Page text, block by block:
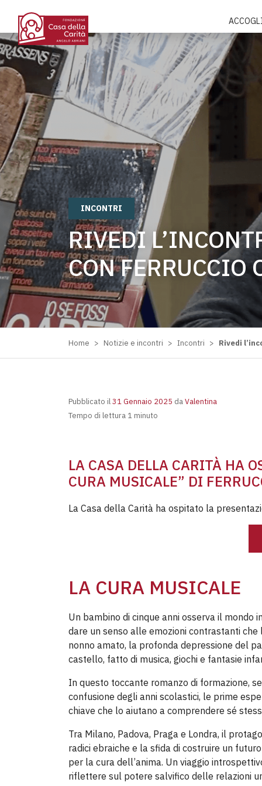
INCONTRI
RIVEDI
CON FERRUCCIO
Home > Notizie e incontri > Incontri > Rivedi
Pubblicato il31 Gennaio 2025 daValentina
Tempo di lettura 1 minuto
LA CASA DELLA CARITÀ HA
CURA MUSICALE” DI
La Casa della Carità ha ospitato la
LA CURA MUSICALE
Un bambino di cinque anni osserva il mondo
dare un senso alle emozioni contrastanti
nonno amato, la profonda depressione del
castello, fatto di musica, giochi e fantasie
In questo toccante romanzo di formazione,
confusione degli anni scolastici, le prime
chiave che lo aiutano a comprendere sé
Tra Milano, Padova, Praga e Londra, il
radici ebraiche e la sfida di costruire un
per la cura dell’anima. Un viaggio
riflettere sul potere salvifico delle relazioni